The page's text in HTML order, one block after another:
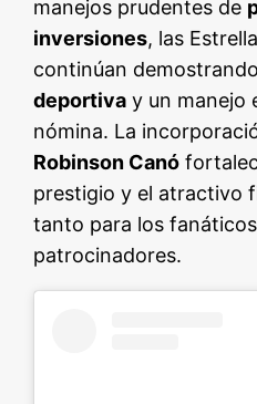
manejos prudentes de
inversiones, las
continúan
deportiva y un manejo
nómina. La
Robinson Canó
prestigio y el atractivo
tanto para los
patrocinadores.